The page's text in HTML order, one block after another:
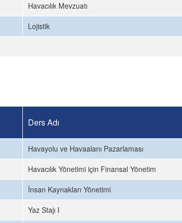
Havacılık Mevzuatı
Lojistik
Ders Adı
Havayolu ve Havaalanı Pazarlaması
Havacılık Yönetimi için Finansal Yönetim
İnsan Kaynakları Yönetimi
Yaz Stajı I